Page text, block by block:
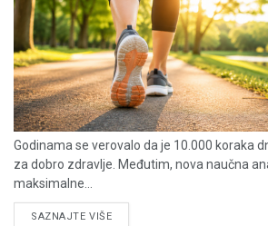
Godinama se verovalo da je 10.000 koraka
za dobro zdravlje. Međutim, nova naučna
maksimalne...
SAZNAJTE VIŠEDETAILS